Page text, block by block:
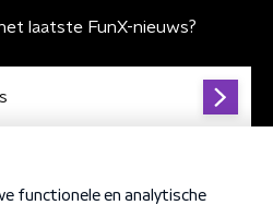
laatste FunX-nieuws?